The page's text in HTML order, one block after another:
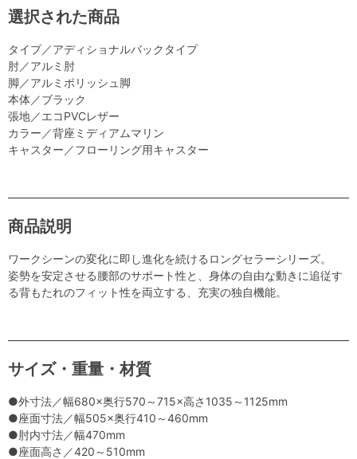
選択された商品
タイプ／アディショナルバックタイプ
肘／アルミ肘
脚／アルミポリッシュ脚
本体／ブラック
張地／エコPVCレザー
カラー／背座ミディアムマリン
キャスター／フローリング用キャスター
商品説明
ワークシーンの変化に即し進化を続けるロングセラーシリーズ。
姿勢を安定させる腰部のサポート性と、身体の自由な動きに追従す
る背もたれのフィット性を両立する、充実の独自機能。
サイズ・重量・材質
●外寸法／幅680×奥行570～715×高さ1035～1125mm
●座面寸法／幅505×奥行410～460mm
●肘内寸法／幅470mm
●座面高さ／420～510mm